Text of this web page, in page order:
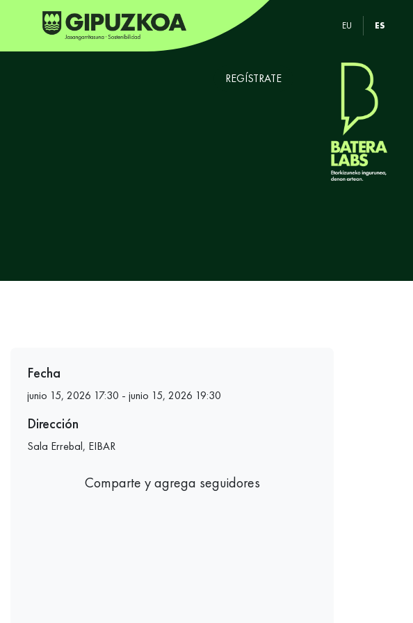
EU ES
REGÍSTRATE
Fecha
junio 15, 2026 17:30 - junio 15, 2026 19:30
Dirección
Sala Errebal, EIBAR
Comparte y agrega seguidores